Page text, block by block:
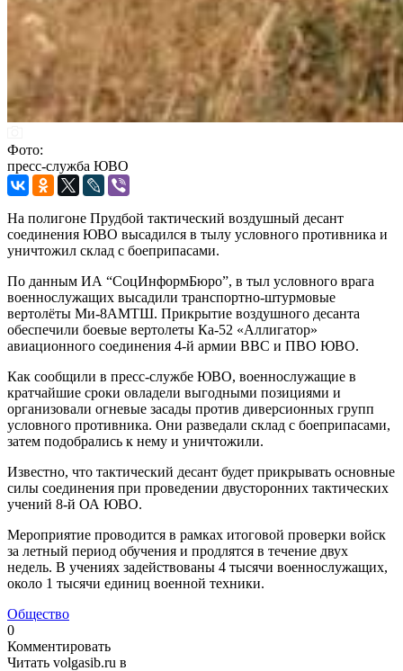
Фото:
пресс-служба ЮВО
На полигоне Прудбой тактический воздушный десант
соединения ЮВО высадился в тылу условного противника и
уничтожил склад с боеприпасами.
По данным ИА “СоцИнформБюро”, в тыл условного врага
военнослужащих высадили транспортно-штурмовые
вертолёты Ми-8АМТШ. Прикрытие воздушного десанта
обеспечили боевые вертолеты Ка-52 «Аллигатор»
авиационного соединения 4-й армии ВВС и ПВО ЮВО.
Как сообщили в пресс-службе ЮВО, военнослужащие в
кратчайшие сроки овладели выгодными позициями и
организовали огневые засады против диверсионных групп
условного противника. Они разведали склад с боеприпасами,
затем подобрались к нему и уничтожили.
Известно, что тактический десант будет прикрывать основные
силы соединения при проведении двусторонних тактических
учений 8-й ОА ЮВО.
Мероприятие проводится в рамках итоговой проверки войск
за летный период обучения и продлятся в течение двух
недель. В учениях задействованы 4 тысячи военнослужащих,
около 1 тысячи единиц военной техники.
Общество
0
Комментировать
Читать volgasib.ru в